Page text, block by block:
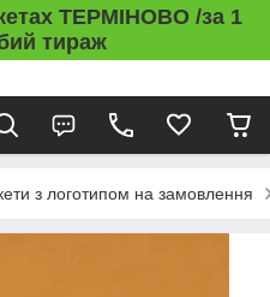
ТЕРМІНОВО /за 1
тираж
з логотипом на замовлення